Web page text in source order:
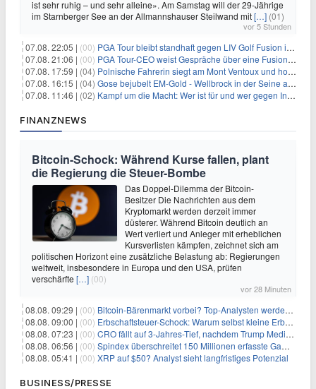
ist sehr ruhig – und sehr alleine». Am Samstag will der 29-Jährige
im Starnberger See an der Allmannshauser Steilwand mit[…] (01)
vor 5 Stunden
07.08. 22:05 | (00) PGA Tour bleibt standhaft gegen LIV Golf Fusion in einem sich wandelnden Sportumfeld
07.08. 21:06 | (00) PGA Tour-CEO weist Gespräche über eine Fusion mit LIV Golf zurück und bekräftigt die Wettbewerbslandschaft
07.08. 17:59 | (04) Polnische Fahrerin siegt am Mont Ventoux und holt Tour-Gelb
07.08. 16:15 | (04) Gose bejubelt EM-Gold - Wellbrock in der Seine ausgebremst
07.08. 11:46 | (02) Kampf um die Macht: Wer ist für und wer gegen Infantino?
FINANZNEWS
Bitcoin-Schock: Während Kurse fallen, plant
die Regierung die Steuer-Bombe
Das Doppel-Dilemma der Bitcoin-
Besitzer Die Nachrichten aus dem
Kryptomarkt werden derzeit immer
düsterer. Während Bitcoin deutlich an
Wert verliert und Anleger mit erheblichen
Kursverlisten kämpfen, zeichnet sich am
politischen Horizont eine zusätzliche Belastung ab: Regierungen
weltweit, insbesondere in Europa und den USA, prüfen
verschärfte […] (00)
vor 28 Minuten
08.08. 09:29 | (00) Bitcoin-Bärenmarkt vorbei? Top-Analysten werden optimistisch, aber die Geschichte sagt etwas anderes
08.08. 09:00 | (00) Erbschaftsteuer-Schock: Warum selbst kleine Erbschaften den Fiskus Millionen kosten
08.08. 07:23 | (00) CRO fällt auf 3-Jahres-Tief, nachdem Trump Media zwei große Crypto.com-Deals storniert
08.08. 06:56 | (00) Spindex überschreitet 150 Millionen erfasste Gaming-Ereignisse in Echtzeit-Datenpipeline
08.08. 05:41 | (00) XRP auf $50? Analyst sieht langfristiges Potenzial
BUSINESS/PRESSE